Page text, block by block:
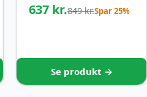
637 kr.849 kr.Spar 25%
Se produkt →